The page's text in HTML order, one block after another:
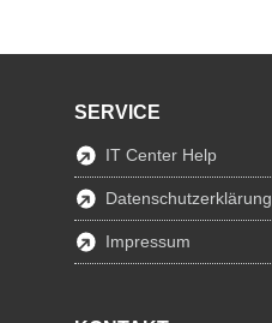
SERVICE
IT Center Help
Datenschutzerklärung
Impressum